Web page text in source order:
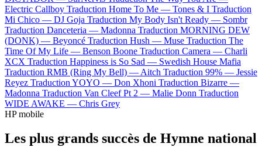
Electric Callboy Traduction Home To Me — Tones & I Traduction
Mi Chico — DJ Goja Traduction My Body Isn't Ready — Sombr
Traduction Danceteria — Madonna Traduction MORNING DEW
(DONK) — Beyoncé Traduction Hush — Muse Traduction The
Time Of My Life — Benson Boone Traduction Camera — Charli
XCX Traduction Happiness is So Sad — Swedish House Mafia
Traduction RMB (Ring My Bell) — Aitch Traduction 99% — Jessie
Reyez Traduction YOYO — Don Xhoni Traduction Bizarre —
Madonna Traduction Van Cleef Pt 2 — Malie Donn Traduction
WIDE AWAKE — Chris Grey
HP mobile
Les plus grands succès de Hymne national